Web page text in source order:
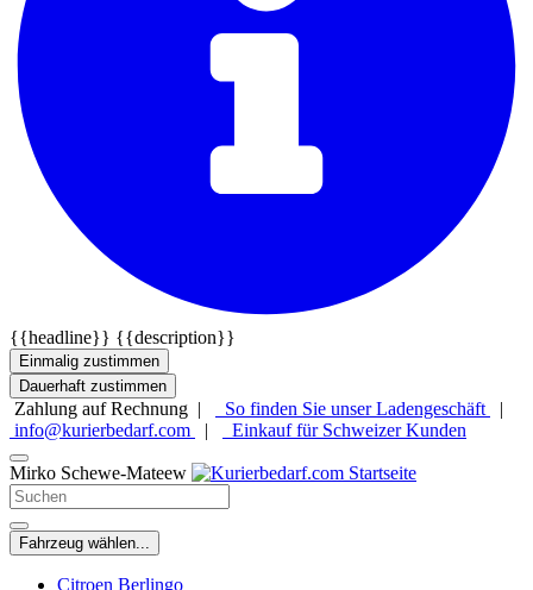
{{headline}} {{description}}
Einmalig zustimmen
Dauerhaft zustimmen
Zahlung auf Rechnung | So finden Sie unser Ladengeschäft
|
info@kurierbedarf.com
| Einkauf für Schweizer Kunden
Mirko Schewe-Mateew
Fahrzeug wählen...
Citroen Berlingo